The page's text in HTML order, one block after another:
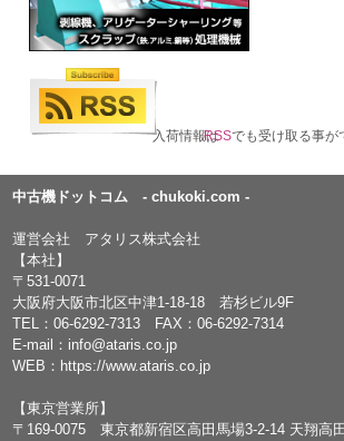
入荷情報はRSSでも受け取る事が
中古機ドットコム - chukoki.com -
運営会社 アタリス株式会社
【本社】
〒531-0071
大阪府大阪市北区中津1-18-18 若杉ビル9F
TEL：06-6292-7313 FAX：06-6292-7314
E-mail： info@ataris.co.jp
WEB： https://www.ataris.co.jp
【東京営業所】
〒169-0075 東京都新宿区高田馬場3-2-14 天翔高